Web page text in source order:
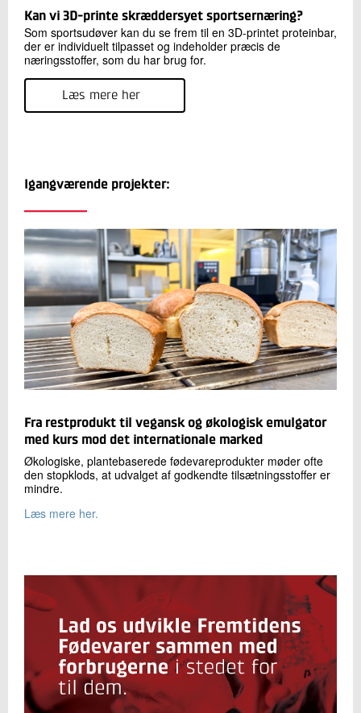
Kan vi 3D-printe skræddersyet sportsernæring?
Som sportsudøver kan du se frem til en 3D-printet proteinbar,
der er individuelt tilpasset og indeholder præcis de
næringsstoffer, som du har brug for.
Læs mere her
Igangværende projekter:
Fra restprodukt til vegansk og økologisk emulgator
med kurs mod det internationale marked
Økologiske, plantebaserede fødevareprodukter møder ofte
den stopklods, at udvalget af godkendte tilsætningsstoffer er
mindre.
Læs mere her.